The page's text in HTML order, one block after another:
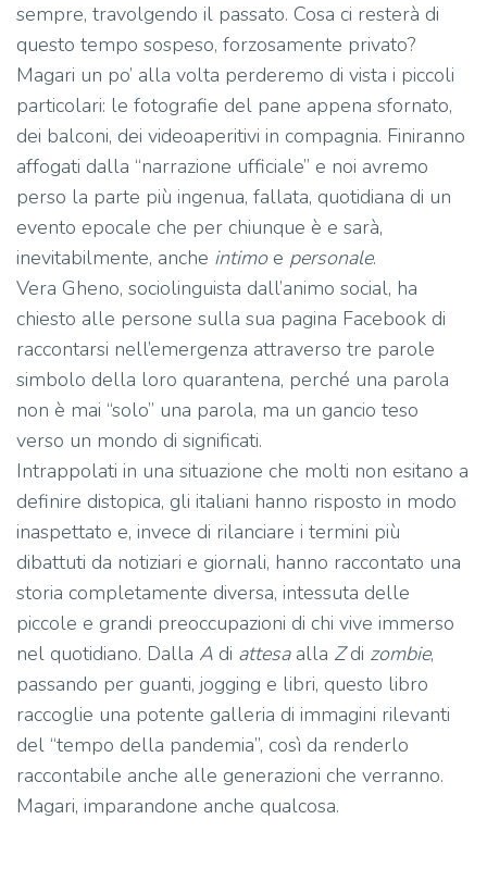
sempre, travolgendo il passato. Cosa ci resterà di
questo tempo sospeso, forzosamente privato?
Magari un po’ alla volta perderemo di vista i piccoli
particolari: le fotografie del pane appena sfornato,
dei balconi, dei videoaperitivi in compagnia. Finiranno
affogati dalla “narrazione ufficiale” e noi avremo
perso la parte più ingenua, fallata, quotidiana di un
evento epocale che per chiunque è e sarà,
inevitabilmente, anche intimo e personale.
Vera Gheno, sociolinguista dall’animo social, ha
chiesto alle persone sulla sua pagina Facebook di
raccontarsi nell’emergenza attraverso tre parole
simbolo della loro quarantena, perché una parola
non è mai “solo” una parola, ma un gancio teso
verso un mondo di significati.
Intrappolati in una situazione che molti non esitano a
definire distopica, gli italiani hanno risposto in modo
inaspettato e, invece di rilanciare i termini più
dibattuti da notiziari e giornali, hanno raccontato una
storia completamente diversa, intessuta delle
piccole e grandi preoccupazioni di chi vive immerso
nel quotidiano. Dalla A di attesa alla Zdi zombie,
passando per guanti, jogging e libri, questo libro
raccoglie una potente galleria di immagini rilevanti
del “tempo della pandemia”, così da renderlo
raccontabile anche alle generazioni che verranno.
Magari, imparandone anche qualcosa.